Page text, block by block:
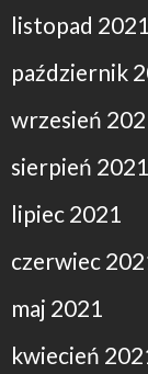
listopad 2021
październik
wrzesień
sierpień 2021
lipiec 2021
czerwiec
maj 2021
kwiecień